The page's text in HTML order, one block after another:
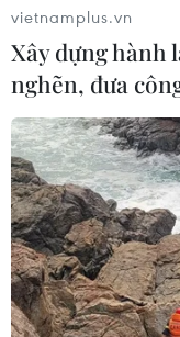
TIN CÙNG
Ngành đường sắt
1.500 container
Trung Quốc
09/08/2026 10:17
Tỉnh Quảng Ninh
mới với chuỗi
vietnamplus.vn
Xây dựng hành
nghẽn, đưa